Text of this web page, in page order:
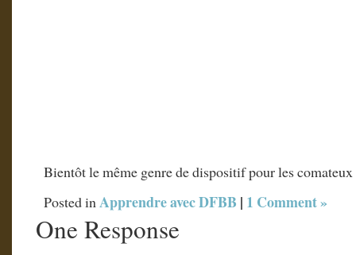
Bientôt le même genre de dispositif pour les comateux
Posted inApprendre avec DFBB | 1 Comment »
One Response